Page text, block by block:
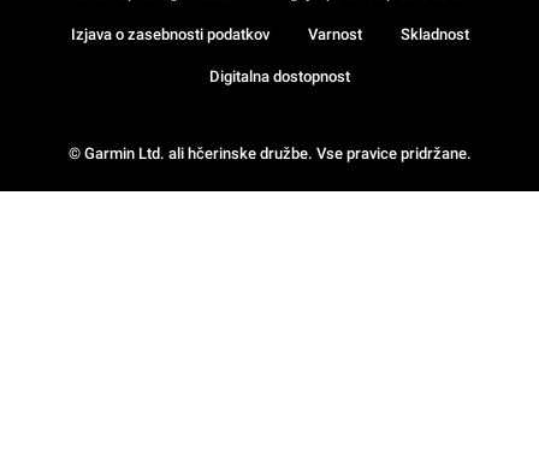
© Garmin Ltd. ali hčerinske družbe. Vse pravice pridržane.
Izjava o zasebnosti podatkov Varnost Skladnost
Digitalna dostopnost